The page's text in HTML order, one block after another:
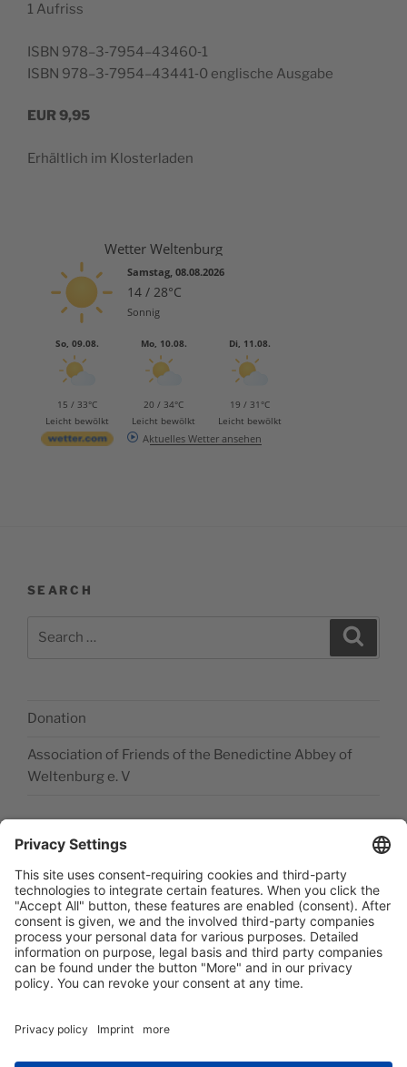
1 Aufriss
ISBN 978–3‑7954–43460‑1
ISBN 978–3‑7954–43441‑0 englis­che Ausgabe
EUR 9,95
Erhältlich im Klosterladen
Wetter Weltenburg
Samstag, 08.08.2026
14 / 28°C
Sonnig
So, 09.08.
15 / 33°C
Leicht bewölkt
Mo, 10.08.
20 / 34°C
Leicht bewölkt
Di, 11.08.
19 / 31°C
Leicht bewölkt
Aktuelles Wetter ansehen
SEARCH
Donation
Association of Friends of the Benedictine Abbey of
Weltenburg e. V
Legal disclosure
Accessibility Statement
Data privacy statement
Newsletter abonieren
FacebookE‑Mail